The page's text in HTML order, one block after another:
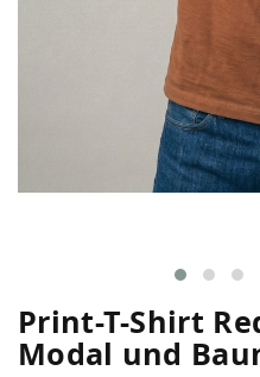
Print-T-Shirt
Modal und